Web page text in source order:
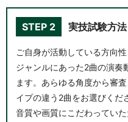
STEP 2 実技試験方法
ご自身が活動している方向
ジャンルにあった2曲の演奏
ます。あらゆる角度から審
イプの違う2曲をお選びくだ
音質や画質にこだわってい